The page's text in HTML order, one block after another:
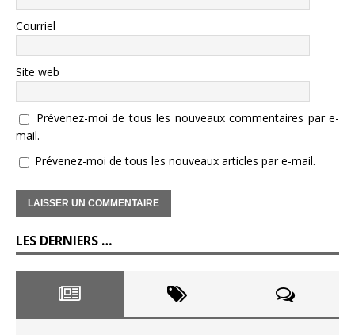
Courriel
Site web
Prévenez-moi de tous les nouveaux commentaires par e-
mail.
Prévenez-moi de tous les nouveaux articles par e-mail.
LES DERNIERS …